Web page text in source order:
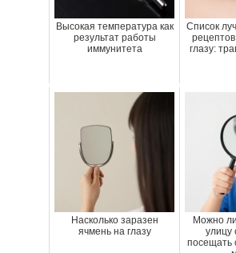
Высокая температура как
результат работы
иммунитета
Список
глазу:
Насколько заразен
ячмень на глазу
Можно
улицу
посещать